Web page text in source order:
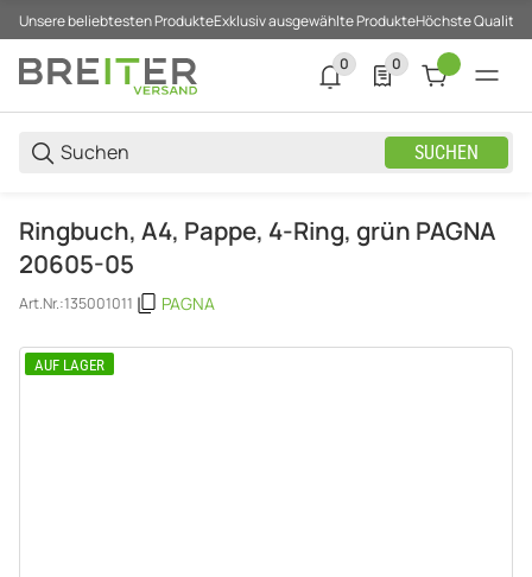
Unsere beliebtesten ProdukteExklusiv ausgewählte ProdukteHöchste Qualität
SUCHEN
0
0 neue Notifizierungen
0
0 Produkte in der
PAGNA
Ringbuch, A4, Pappe, 4-Ring, grün PAGNA
20605-05
Art.Nr.:135001011
AUF LAGER